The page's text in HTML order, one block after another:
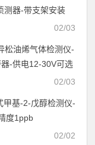
测器-带支架安装
02/03
松油烯气体检测仪-
-供电12-30V可选
02/03
甲基-2-戊醇检测仪-
度1ppb
02/02